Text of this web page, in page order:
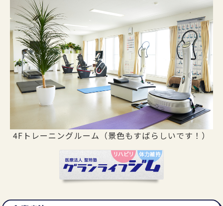
4Fトレーニングルーム（景色もすばらしいです！）